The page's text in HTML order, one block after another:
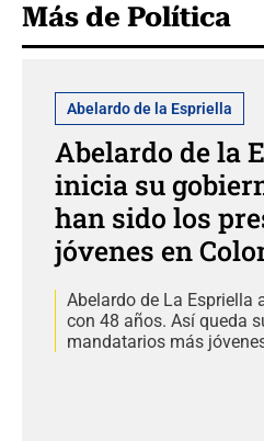
Más de Política
Abelardo de la Espriella
Abelardo de la
inicia su
han sido los
jóvenes en
Abelardo de La Espriella
con 48 años. Así queda
mandatarios más